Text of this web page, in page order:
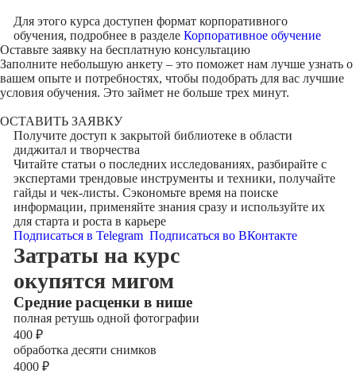
Для этого курса доступен формат корпоративного
обучения, подробнее в разделе Корпоративное обучение
Оставьте заявку на бесплатную консультацию
Заполните небольшую анкету – это поможет нам лучше узнать о
вашем опыте и потребностях, чтобы подобрать для вас лучшие
условия обучения. Это займет не больше трех минут.
ОСТАВИТЬ ЗАЯВКУ
Получите доступ к закрытой библиотекев области
диджитал и творчества
Читайте статьи о последних исследованиях, разбирайте с
экспертами трендовые инструменты и техники, получайте
гайды и чек-листы. Сэкономьте время на поиске
информации, применяйте знания сразу и используйте их
для старта и роста в карьере
Подписаться в Telegram Подписаться во ВКонтакте
Затраты на курс
окупятся мигом
Cредние расценки в нише
полная ретушь одной фотографии
400 ₽
обработка десяти снимков
4000 ₽